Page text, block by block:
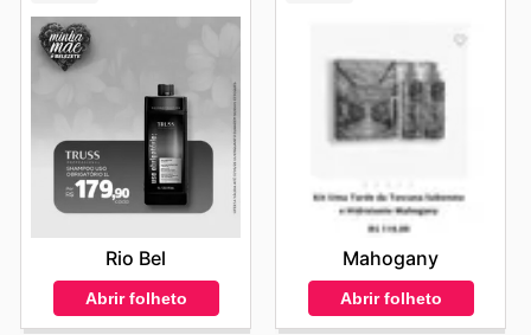
Rio Bel
Abrir folheto
Mahogany
Abrir folheto